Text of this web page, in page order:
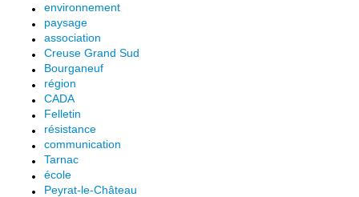
environnement
paysage
association
Creuse Grand Sud
Bourganeuf
région
CADA
Felletin
résistance
communication
Tarnac
école
Peyrat-le-Château